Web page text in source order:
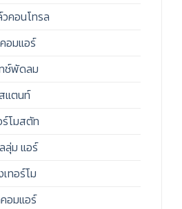
วคอนโทรล
อมแอร์
ช์พัดลม
แตนท์
ร์โมสตัท
ลุ่ม แอร์
เทอร์โม
อมแอร์